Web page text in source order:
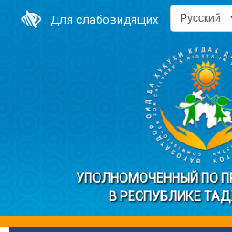
Для слабовидящих
УПОЛНОМОЧЕННЫЙ ПО
В РЕСПУБЛИКЕ